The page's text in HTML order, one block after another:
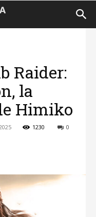
Raider:
la
Himiko
1230 0